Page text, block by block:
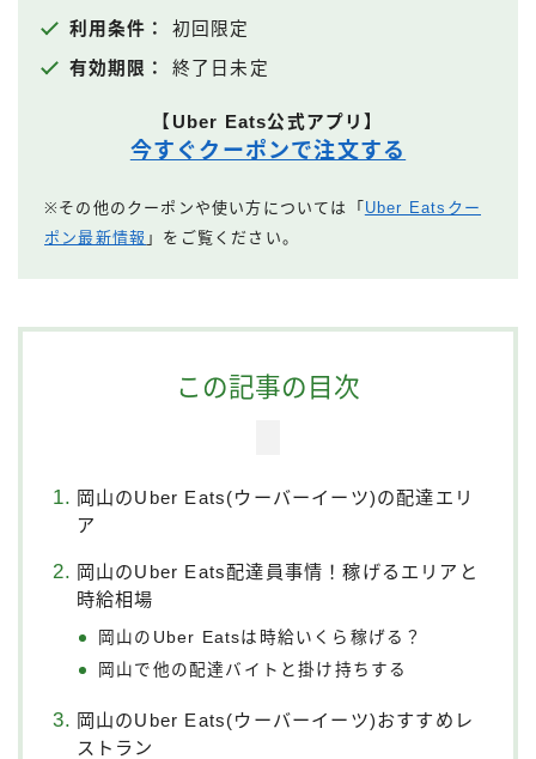
利用条件： 初回限定
有効期限： 終了日未定
【Uber Eats公式アプリ】
今すぐクーポンで注文する
※その他のクーポンや使い方については「Uber Eatsクー
ポン最新情報 」をご覧ください。
この記事の目次
岡山のUber Eats(ウーバーイーツ)の配達エリ
ア
岡山のUber Eats配達員事情！稼げるエリアと
時給相場
岡山のUber Eatsは時給いくら稼げる？
岡山で他の配達バイトと掛け持ちする
岡山のUber Eats(ウーバーイーツ)おすすめレ
ストラン